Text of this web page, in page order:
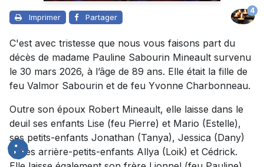
Imprimer Partager
4
C'est avec tristesse que nous vous faisons part du
décès de madame Pauline Sabourin Mineault survenu
le 30 mars 2026, à l’âge de 89 ans. Elle était la fille de
feu Valmor Sabourin et de feu Yvonne Charbonneau.
Outre son époux Robert Mineault, elle laisse dans le
deuil ses enfants Lise (feu Pierre) et Mario (Estelle),
ses petits-enfants Jonathan (Tanya), Jessica (Dany)
et ses arrière-petits-enfants Allya (Loik) et Cédrick.